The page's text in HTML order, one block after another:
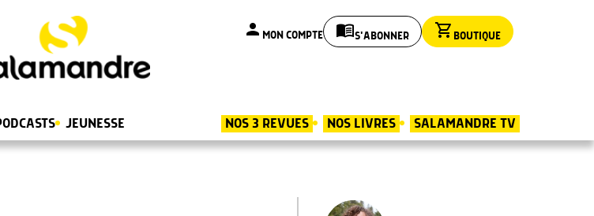
person MON COMPTE menu_bookS'ABONNER shopping_cart BOUTIQUE
JEUNESSE NOS 3 REVUES NOS LIVRES SALAMANDRE TV